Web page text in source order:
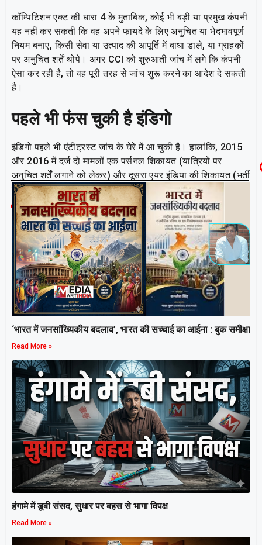
कॉम्पिटिशन एक्ट की धारा 4 के मुताबिक, कोई भी बड़ी या प्रमुख कंपनी
यह नहीं कर सकती कि वह अपने फायदे के लिए अनुचित या भेदभावपूर्ण
नियम बनाए, किसी सेवा या उत्पाद की आपूर्ति में बाधा डाले, या ग्राहकों
पर अनुचित शर्तें थोपे। अगर CCI को शुरुआती जांच में लगे कि कंपनी
ऐसा कर रही है, तो वह पूरी तरह से जांच शुरू करने का आदेश दे सकती
है।
पहले भी फंस चुकी है इंडिगो
इंडिगो पहले भी एंटीट्रस्ट जांच के घेरे में आ चुकी है। हालांकि, 2015
और 2016 में दर्ज दो मामलों एक पर्सनल शिकायत (यात्रियों पर
अनुचित शर्तें लगाने को लेकर) और दूसरा एयर इंडिया की शिकायत (भर्ती
में अपमानजनक तरीके) को CCI ने खारिज कर दिया था।
Related Post
‘भारत में जनसांख्यिकीय बदलाव’, भारत की सच्चाई का आईना : बुक समीक्षा
Read More »
हंगामे में डूबी संसद, सुधार पर बहस से भागा विपक्ष
Read More »